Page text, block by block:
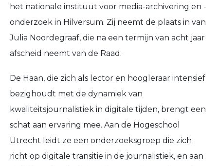
het nationale instituut voor media-archivering en -
onderzoek in Hilversum. Zij neemt de plaats in van
Julia Noordegraaf, die na een termijn van acht jaar
afscheid neemt van de Raad.
De Haan, die zich als lector en hoogleraar intensief
bezighoudt met de dynamiek van
kwaliteitsjournalistiek in digitale tijden, brengt een
schat aan ervaring mee. Aan de Hogeschool
Utrecht leidt ze een onderzoeksgroep die zich
richt op digitale transitie in de journalistiek, en aan